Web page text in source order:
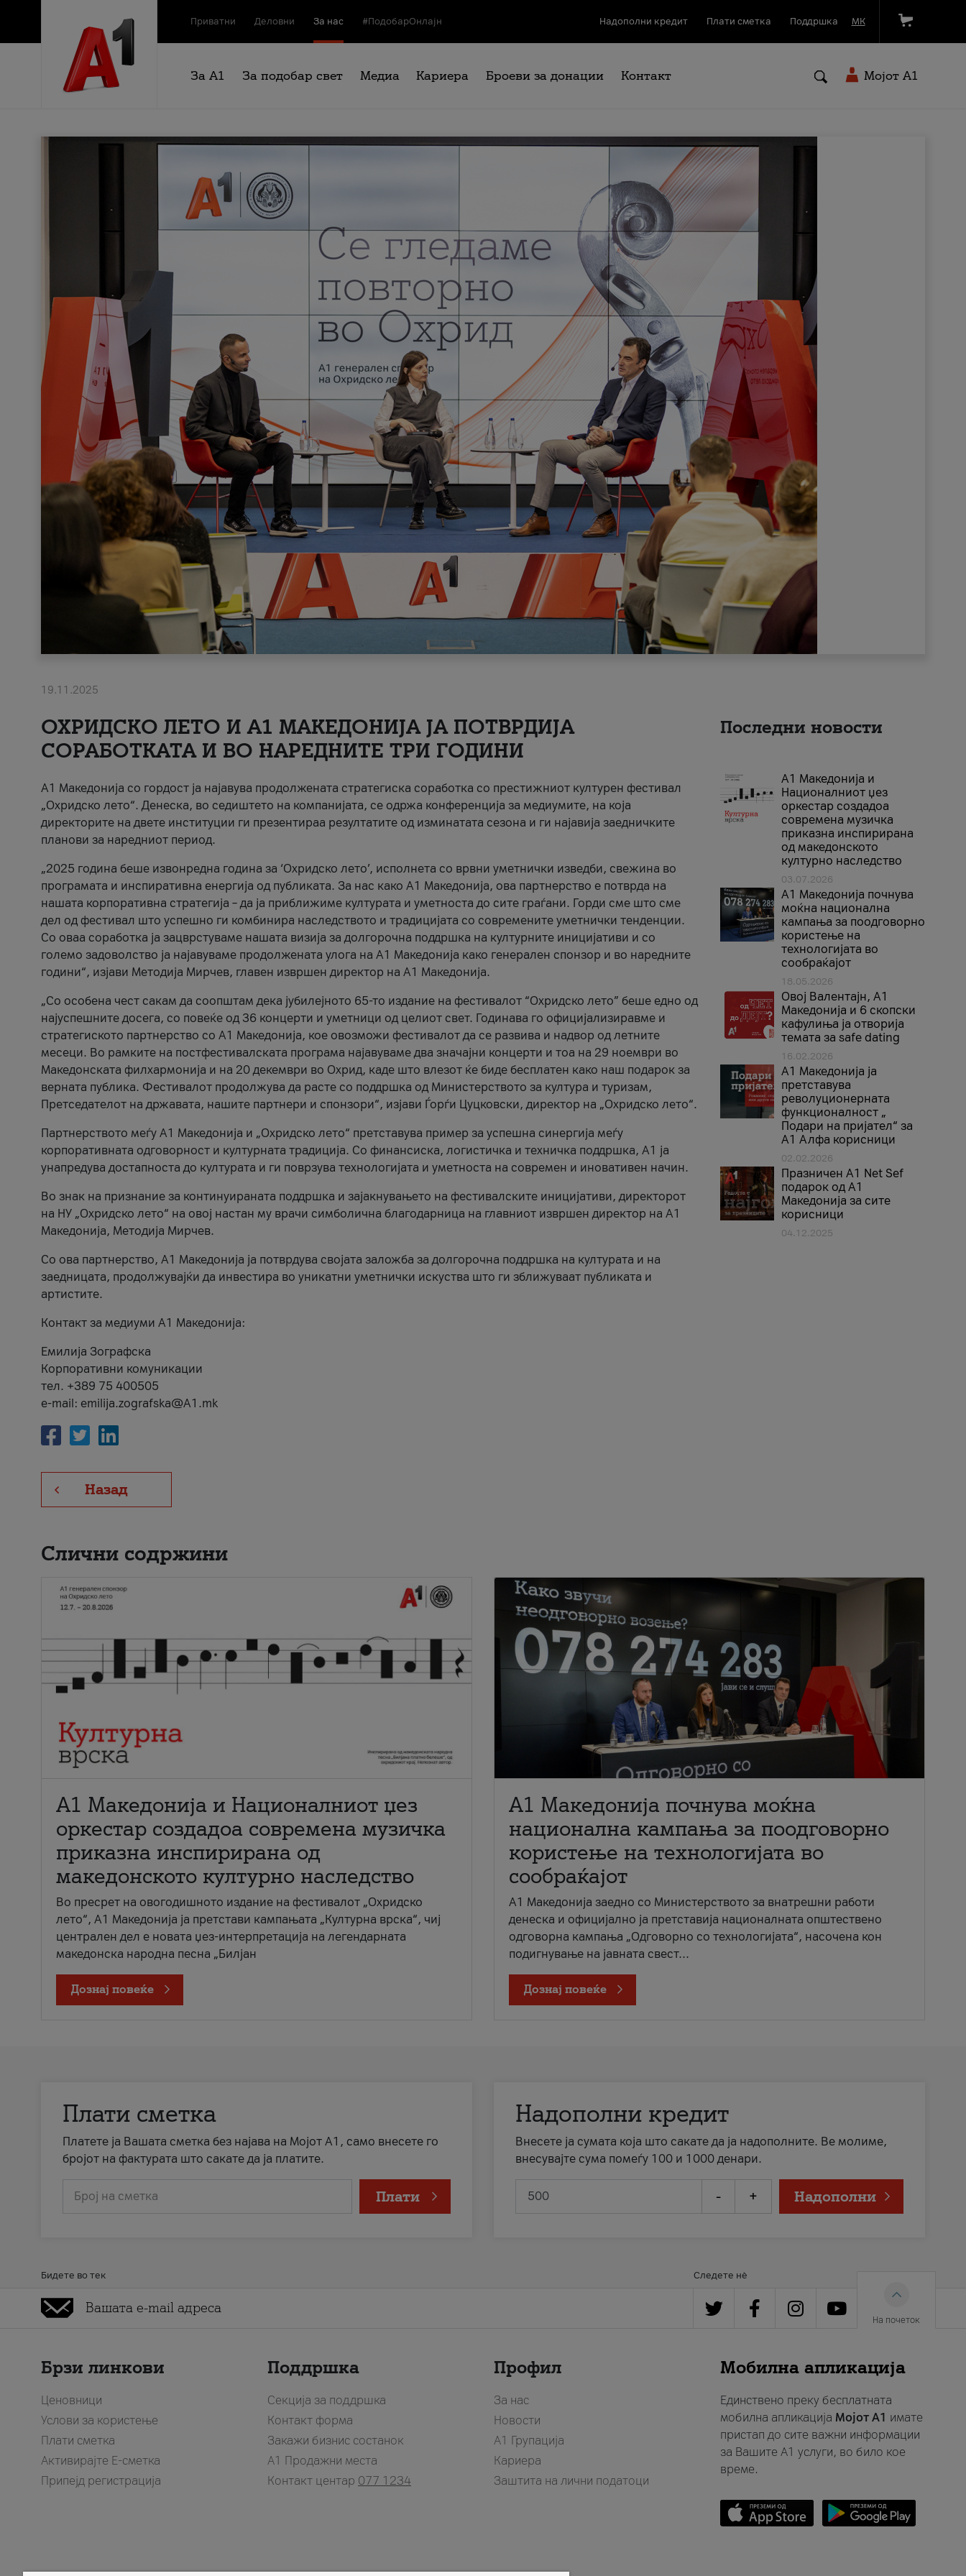
Приватни Деловни За нас #ПодобарОнлајн Надополни кредит Плати сметка Поддршка МК
За А1 За подобар свет Медиа Кариера Броеви за донации Контакт Мојот A1
19.11.2025
ОХРИДСКО ЛЕТО И A1 МАКЕДОНИЈА ЈА ПОТВРДИЈА
СОРАБОТКАТА И ВО НАРЕДНИТЕ ТРИ ГОДИНИ
A1 Македонија со гордост ја најавува продолжената стратегиска соработка со престижниот културен фестивал
„Охридско лето“. Денеска, во седиштето на компанијата, се одржа конференција за медиумите, на која
директорите на двете институции ги презентираа резултатите од изминатата сезона и ги најавија заедничките
планови за наредниот период.
„2025 година беше извонредна година за ‘Охридско лето’, исполнета со врвни уметнички изведби, свежина во
програмата и инспиративна енергија од публиката. За нас како A1 Македонија, ова партнерство е потврда на
нашата корпоративна стратегија – да ја приближиме културата и уметноста до сите граѓани. Горди сме што сме
дел од фестивал што успешно ги комбинира наследството и традицијата со современите уметнички тенденции.
Со оваа соработка ја зацврстуваме нашата визија за долгорочна поддршка на културните иницијативи и со
големо задоволство ја најавуваме продолжената улога на A1 Македонија како генерален спонзор и во наредните
години“, изјави Методија Мирчев, главен извршен директор на A1 Македонија.
„Со особена чест сакам да соопштам дека јубилејното 65-то издание на фестивалот “Охридско лето” беше едно од
најуспешните досега, со повеќе од 36 концерти и уметници од целиот свет. Годинава го официјализиравме и
стратегиското партнерство со А1 Македонија, кое овозможи фестивалот да се развива и надвор од летните
месеци. Во рамките на постфестивалската програма најавуваме два значајни концерти и тоа на 29 ноември во
Македонската филхармонија и на 20 декември во Охрид, каде што влезот ќе биде бесплатен како наш подарок за
верната публика. Фестивалот продолжува да расте со поддршка од Министерството за култура и туризам,
Претседателот на државата, нашите партнери и спонзори“, изјави Ѓорѓи Цуцковски, директор на „Охридско лето“.
Партнерството меѓу A1 Македонија и „Охридско лето“ претставува пример за успешна синергија меѓу
корпоративната одговорност и културната традиција. Со финансиска, логистичка и техничка поддршка, A1 ја
унапредува достапноста до културата и ги поврзува технологијата и уметноста на современ и иновативен начин.
Во знак на признание за континуираната поддршка и зајакнувањето на фестивалските иницијативи, директорот
на НУ „Охридско лето“ на овој настан му врачи симболична благодарница на главниот извршен директор на A1
Македонија, Методија Мирчев.
Со ова партнерство, A1 Македонија ја потврдува својата заложба за долгорочна поддршка на културата и на
заедницата, продолжувајќи да инвестира во уникатни уметнички искуства што ги зближуваат публиката и
артистите.
Контакт за медиуми А1 Македонија:
Емилија Зографска
Корпоративни комуникации
тел. +389 75 400505
e-mail: emilija.zografska@A1.mk
Назад
Последни новости
А1 Македонија и
Националниот џез
оркестар создадоа
современа музичка
приказна инспирирана
од македонското
културно наследство
03.07.2026
A1 Македонија почнува
моќна национална
кампања за поодговорно
користење на
технологијата во
сообраќајот
18.05.2026
Овој Валентајн, A1
Македонија и 6 скопски
кафулиња ја отворија
темата за safe dating
16.02.2026
А1 Македонија ја
претставува
револуционерната
функционалност „
Подари на пријател“ за
А1 Алфа корисници
02.02.2026
Празничен A1 Net Sеf
подарок од А1
Македонија за сите
корисници
04.12.2025
Слични содржини
А1 Македонија и Националниот џез
оркестар создадоа современа музичка
приказна инспирирана од
македонското културно наследство
Во пресрет на овогодишното издание на фестивалот „Охридско
лето“, А1 Македонија ја претстави кампањата „Културна врска“, чиј
централен дел е новата џез-интерпретација на легендарната
македонска народна песна „Билјан
Дознај повеќе
A1 Македонија почнува моќна
национална кампања за поодговорно
користење на технологијата во
сообраќајот
A1 Македонија заедно со Министерството за внатрешни работи
денеска и официјално ја претставија националната општествено
одговорна кампања „Одговорно со технологијата“, насочена кон
подигнување на јавната свест...
Дознај повеќе
Плати сметка
Платете ја Вашата сметка без најава на Мојот А1, само внесете го
бројот на фактурата што сакате да ја платите.
Број на сметка Плати
Надополни кредит
Внесете ја сумата која што сакате да ја надополните. Ве молиме,
внесувајте сума помеѓу 100 и 1000 денари.
- + Надополни
Бидете во тек Следете нè
На почеток
Брзи линкови
Ценовници
Услови за користење
Плати сметка
Активирајте Е-сметка
Припејд регистрација
Поддршка
Секција за поддршка
Контакт форма
Закажи бизнис состанок
A1 Продажни места
Контакт центар 077 1234
Профил
За нас
Новости
А1 Групација
Кариера
Заштита на лични податоци
Мобилна апликација
Единствено преку бесплатната
мобилна апликација Мојот A1 имате
пристап до сите важни информации
за Вашите A1 услуги, во било кое
време.